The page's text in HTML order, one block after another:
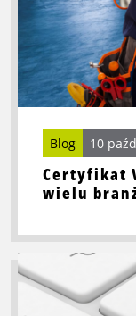
Certyfikat
wielu
Blog 10
Przeczytaj
więcej